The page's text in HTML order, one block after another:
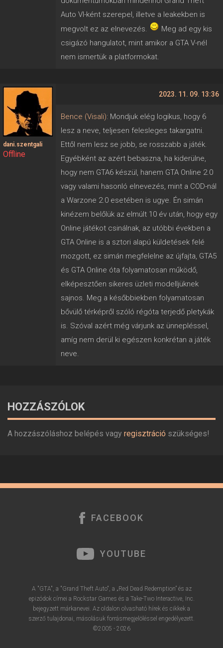
Auto VI-ként szerepel, illetve a leakekben is
megvolt ez az elnevezés.
Meg ad egy kis
csigázó hangulatot, mint amikor a GTA V-nél
nem ismertük a platformokat.
dani.szentgali
Offline
2023. 11. 09. 13:36
Bence (Visali): Mondjuk elég logikus, hogy 6
lesz a neve, teljesen felesleges takargatni.
Ettől nem lesz se jobb, se rosszabb a játék.
Egyébként az azért bebaszna, ha kiderülne,
hogy nem GTA6 készül, hanem GTA Online 2.0
vagy valami hasonló elnevezés, mint a COD-nál
a Warzone 2.0 esetében is ugye. Én simán
kinézem belőlük az elmúlt 10 év után, hogy egy
Online játékot csinálnak, az utóbbi években a
GTA Online is a sztori alapú küldetések felé
mozgott, ez simán megfelelne az újfajta, GTA5
és GTA Online óta folyamatosan működő,
elképesztően sikeres üzleti modelljüknek
sajnos. Meg a későbbiekben folyamatosan
bővülő térképről szóló régóta terjedő pletykák
is. Szóval azért még várjunk az ünnepléssel,
amíg nem derül ki egészen konkrétan a játék
neve.
HOZZÁSZÓLOK
A hozzászóláshoz belépés vagy regisztráció szükséges!
FACEBOOK
YOUTUBE
A "GTA", a "Grand Theft Auto", a „Red Dead Redemption” és az
epizódok címei a Rockstar Games és a Take-Two Interactive, Inc.
bejegyzett márkanevei. Az oldalon olvasható hírek és cikkek a
szerző tulajdonai, másolásuk forrásmegjelöléssel engedélyezett.
©2005 - 2026